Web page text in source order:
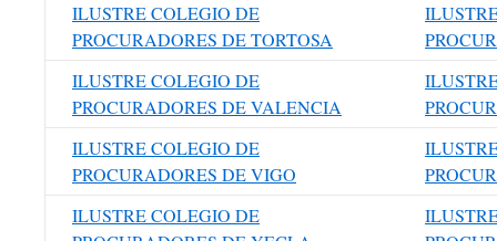
ILUSTRE COLEGIO DE
PROCURADORES DE TORTOSA
ILUSTRE COLEGIO DE
PROCURADORES DE VALENCIA
ILUSTRE COLEGIO DE
PROCURADORES DE VIGO
ILUSTRE COLEGIO DE